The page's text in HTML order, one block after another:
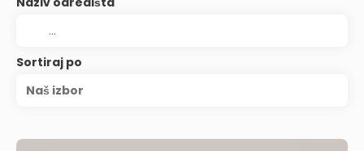
Sortiraj po
Naš izbor